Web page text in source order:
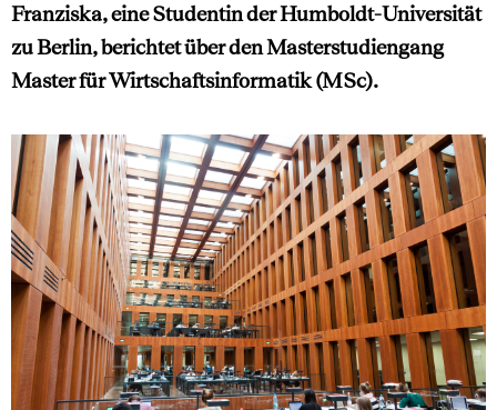
Franziska, eine Studentin der Humboldt-Universität
zu Berlin, berichtet über den Masterstudiengang
Master für Wirtschaftsinformatik (MSc).